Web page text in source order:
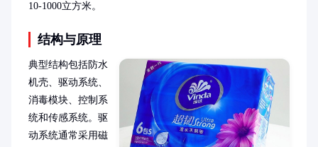
10-1000立方米。
结构与原理
典型结构包括防水
机壳、驱动系统、
消毒模块、控制系
统和传感系统。驱
动系统通常采用磁